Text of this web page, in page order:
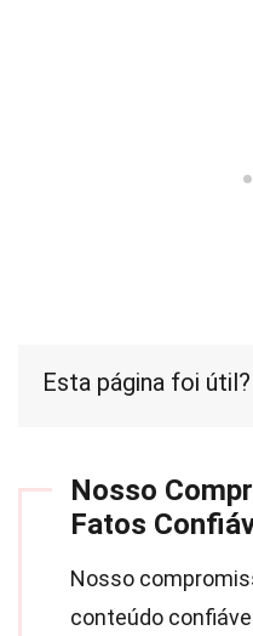
Esta página foi útil?
Nosso
Fatos
Nosso
conteúdo